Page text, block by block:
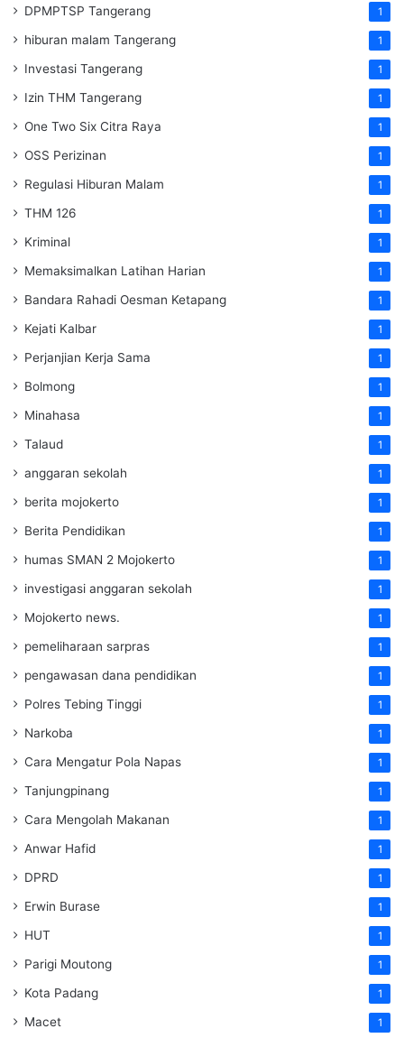
DPMPTSP Tangerang 1
hiburan malam Tangerang 1
Investasi Tangerang 1
Izin THM Tangerang 1
One Two Six Citra Raya 1
OSS Perizinan 1
Regulasi Hiburan Malam 1
THM 126 1
Kriminal 1
Memaksimalkan Latihan Harian 1
Bandara Rahadi Oesman Ketapang 1
Kejati Kalbar 1
Perjanjian Kerja Sama 1
Bolmong 1
Minahasa 1
Talaud 1
anggaran sekolah 1
berita mojokerto 1
Berita Pendidikan 1
humas SMAN 2 Mojokerto 1
investigasi anggaran sekolah 1
Mojokerto news. 1
pemeliharaan sarpras 1
pengawasan dana pendidikan 1
Polres Tebing Tinggi 1
Narkoba 1
Cara Mengatur Pola Napas 1
Tanjungpinang 1
Cara Mengolah Makanan 1
Anwar Hafid 1
DPRD 1
Erwin Burase 1
HUT 1
Parigi Moutong 1
Kota Padang 1
Macet 1